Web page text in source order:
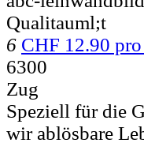
Qualitauml;t
6 CHF 12.90
6300
Zug
Speziell für die
wir ablösbare